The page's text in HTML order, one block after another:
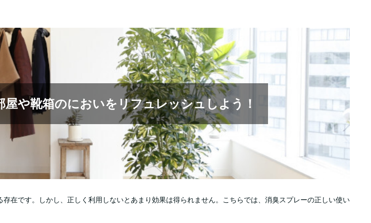
や靴箱のにおいをリフュレッシュしよう！
在です。しかし、正しく利用しないとあまり効果は得られません。こちらでは、消臭スプレーの正しい使い